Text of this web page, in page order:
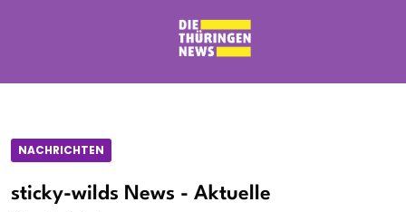
NACHRICHTEN
sticky-wilds News - Aktuelle